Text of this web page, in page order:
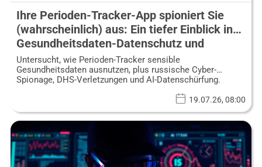
Ihre Perioden-Tracker-App spioniert Sie
(wahrscheinlich) aus: Ein tiefer Einblick in
Gesundheitsdaten-Datenschutz und
Cyberkriegführung
Untersucht, wie Perioden-Tracker sensible
Gesundheitsdaten ausnutzen, plus russische Cyber-
Spionage, DHS-Verletzungen und AI-Datenschürfung.
19.07.26, 08:00